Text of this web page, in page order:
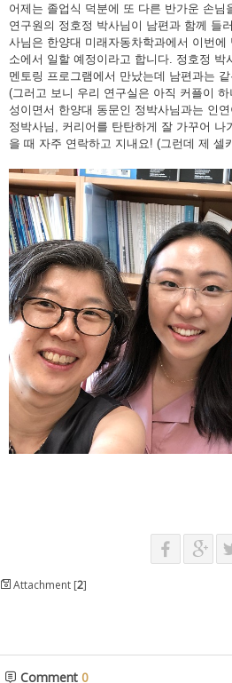
어제는 졸업식 덕분에 또 다른 반가운 손님
연구원의 정호정 박사님이 남편과 함께 들
사님은 한양대 미래자동차학과에서 이번
소에서 일할 예정이라고 합니다. 정호정 박
멘토링 프로그램에서 만났는데 남편과는
(그러고 보니 우리 연구실은 아직 커플이
성이면서 한양대 동문인 정박사님과는 인
정박사님, 커리어를 탄탄하게 잘 가꾸어 나
을 때 자주 연락하고 지내요! (그런데 제 셀
Attachment [2]
Comment 0